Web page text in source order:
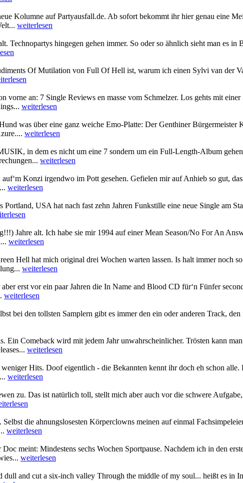
Kolumne auf Partyausfall.de. Ab sofort bekommt ihr hier genau eine
weiterlesen
Technopartys hingegen gehen immer. So oder so ähnlich sieht man es
Of Mutilation von Full Of Hell ist, warum ich einen Sylvi van der
vorne an: 7 Single Reviews en masse vom Schmelzer. Los gehts mit
weiterlesen
was über eine ganz weiche Emo-Platte: Der Genthiner Bürgermeister
weiterlesen
in dem es nicht um eine 7 sondern um ein Full-Length-Album
weiterlesen
Konzi irgendwo im Pott gesehen. Gefielen mir auf Anhieb so gut,
weiterlesen
USA hat nach fast zehn Jahren Funkstille eine neue Single am
Jahre alt. Ich habe sie mir 1994 auf einer Mean Season/No For An
weiterlesen
Hell hat mich original drei Wochen warten lassen. Is halt immer noch
weiterlesen
erst vor ein paar Jahren die In Name and Blood CD für‘n Fünfer
weiterlesen
bei den tollsten Samplern gibt es immer den ein oder anderen Track,
Ein Comeback wird mit jedem Jahr unwahrscheinlicher. Trösten kann
weiterlesen
Hits. Doof eigentlich - die Bekannten kennt ihr doch eh schon
weiterlesen
zu. Das ist natürlich toll, stellt mich aber auch vor die schwere
die ahnungslosesten Körperclowns meinen auf einmal
weiterlesen
meint: Mindestens sechs Wochen Sportpause. Nachdem ich in den
weiterlesen
dull and cut a six-inch valley Through the middle of my soul... heißt es in